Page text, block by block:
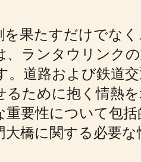
果たすだけでなく
ランタウリンク
道路および鉄道
ために抱く情熱
要性について包括
橋に関する必要